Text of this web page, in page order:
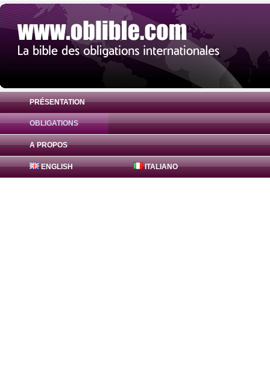
PRÉSENTATION
OBLIGATIONS
A PROPOS
ENGLISH ITALIANO
Obligation FreddieMac Bonds 2.05% (